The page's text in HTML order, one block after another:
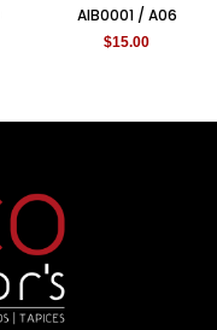
AIB0001 / A06
$15.00